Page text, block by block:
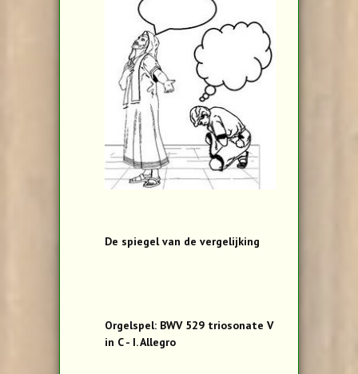
De spiegel van de vergelijking
Orgelspel: BWV 529 triosonate V
in C - I. Allegro